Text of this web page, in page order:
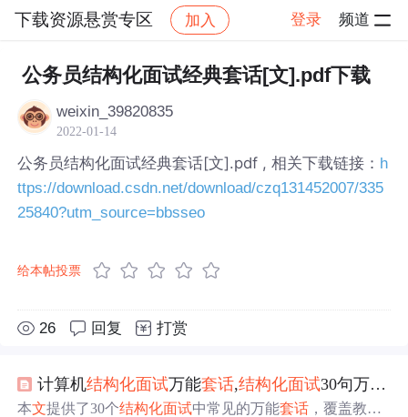
下载资源悬赏专区 加入 登录 频道
社区 下载资源悬赏专区 帖子详情
公务员结构化面试经典套话[文].pdf下载
weixin_39820835
2022-01-14
公务员结构化面试经典套话[文].pdf , 相关下载链接： h
ttps://download.csdn.net/download/czq131452007/335
25840?utm_source=bbsseo
给本帖投票
26 回复 打赏
计算机结构化面试万能套话,结构化面试30句万能
本文提供了30个结构化面试中常见的万能套话 ，覆盖教师